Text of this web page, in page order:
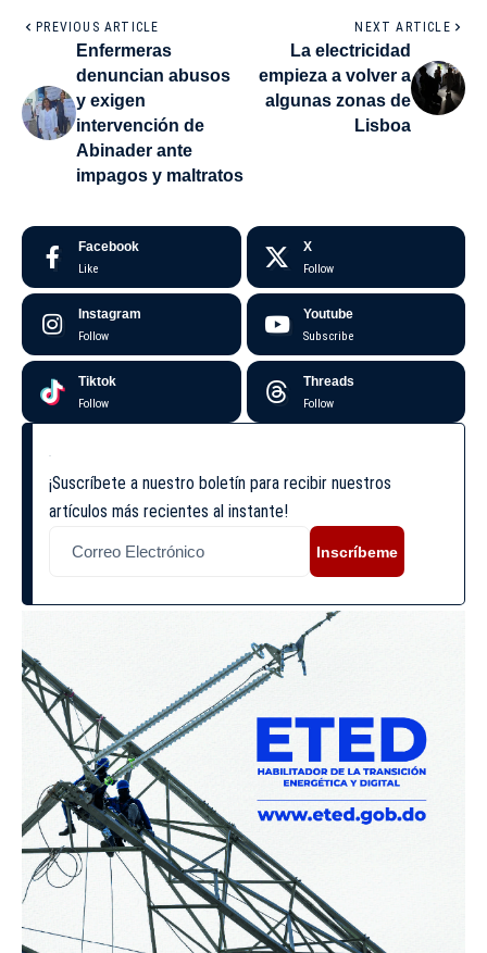
PREVIOUS ARTICLE
Enfermeras
denuncian abusos
y exigen
intervención de
Abinader ante
impagos y maltratos
NEXT ARTICLE
La electricidad
empieza a volver a
algunas zonas de
Lisboa
Facebook
Like
X
Follow
Instagram
Follow
Youtube
Subscribe
Tiktok
Follow
Threads
Follow
¡Suscríbete a nuestro boletín para recibir nuestros
artículos más recientes al instante!
Inscríbeme